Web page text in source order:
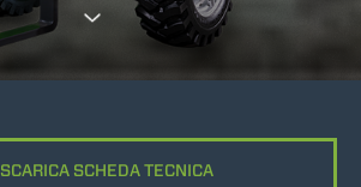
SCARICA SCHEDA TECNICA